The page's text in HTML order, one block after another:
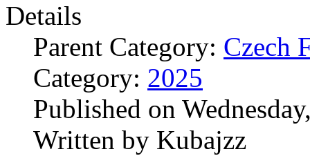
Details
Parent Category: Czech
Category: 2025
Published on
Written by Kubajzz